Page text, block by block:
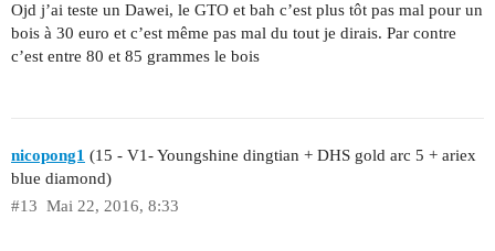
Ojd j’ai teste un Dawei, le GTO et bah c’est plus tôt pas mal pour un
bois à 30 euro et c’est même pas mal du tout je dirais. Par contre
c’est entre 80 et 85 grammes le bois
nicopong1 (15 - V1- Youngshine dingtian + DHS gold arc 5 + ariex
blue diamond)
Mai 22, 2016, 8:33
#13